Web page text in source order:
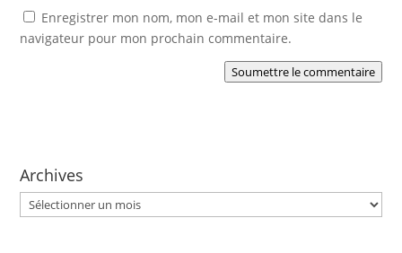
Enregistrer mon nom, mon e-mail et mon site dans le
navigateur pour mon prochain commentaire.
Soumettre le commentaire
Archives
Archives